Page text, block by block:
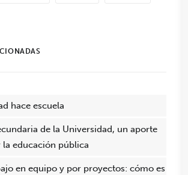
hace escuela
de la Universidad, un aporte
la educación pública
en equipo y por proyectos: cómo es